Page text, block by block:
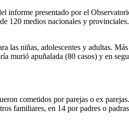
informe presentado por el
120 medios nacionales y
las niñas, adolescentes y adultas.
murió apuñalada (80 casos) y en
cometidos por parejas o ex
familiares, en 14 por padres o